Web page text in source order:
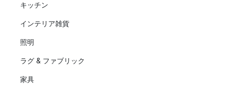
キッチン
インテリア雑貨
照明
ラグ & ファブリック
家具